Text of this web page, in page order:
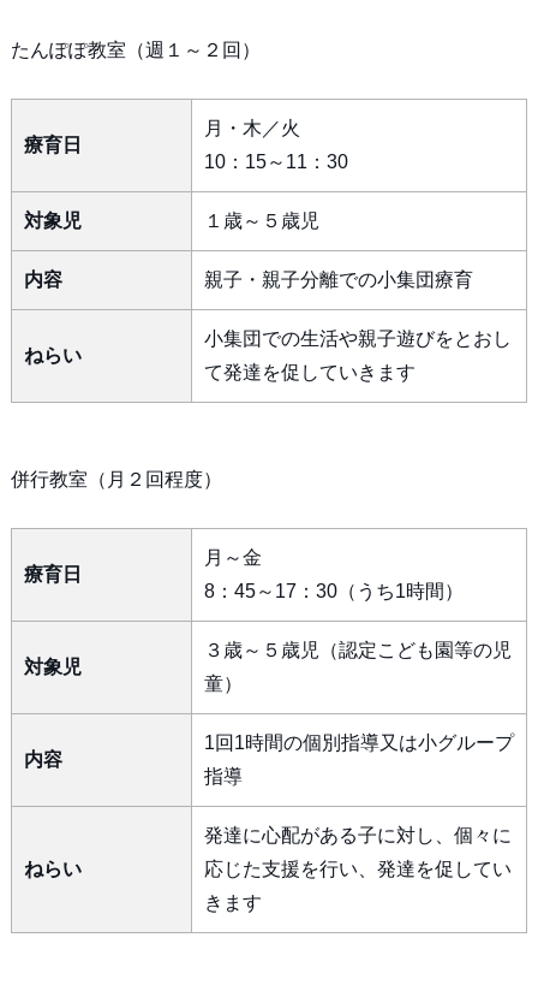
たんぽぽ教室（週１～２回）
療育日
月・木／火
10：15～11：30
対象児 １歳～５歳児
内容 親子・親子分離での小集団療育
ねらい
小集団での生活や親子遊びをとおし
て発達を促していきます
併行教室（月２回程度）
療育日
月～金
8：45～17：30（うち1時間）
対象児
３歳～５歳児（認定こども園等の児
童）
内容
1回1時間の個別指導又は小グループ
指導
ねらい
発達に心配がある子に対し、個々に
応じた支援を行い、発達を促してい
きます